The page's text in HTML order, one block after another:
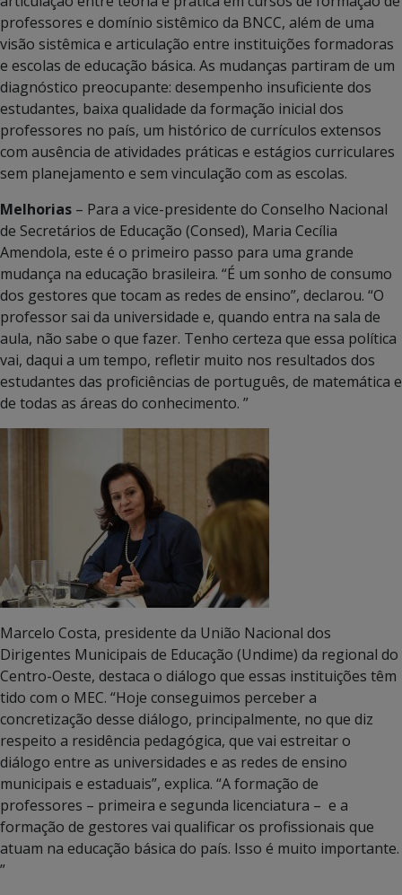
professores e domínio sistêmico da BNCC, além de uma
visão sistêmica e articulação entre instituições formadoras
e escolas de educação básica. As mudanças partiram de um
diagnóstico preocupante: desempenho insuficiente dos
estudantes, baixa qualidade da formação inicial dos
professores no país, um histórico de currículos extensos
com ausência de atividades práticas e estágios curriculares
sem planejamento e sem vinculação com as escolas.
Melhorias – Para a vice-presidente do Conselho Nacional
de Secretários de Educação (Consed), Maria Cecília
Amendola, este é o primeiro passo para uma grande
mudança na educação brasileira. “É um sonho de consumo
dos gestores que tocam as redes de ensino”, declarou. “O
professor sai da universidade e, quando entra na sala de
aula, não sabe o que fazer. Tenho certeza que essa política
vai, daqui a um tempo, refletir muito nos resultados dos
estudantes das proficiências de português, de matemática e
de todas as áreas do conhecimento. ”
Marcelo Costa, presidente da União Nacional dos
Dirigentes Municipais de Educação (Undime) da regional do
Centro-Oeste, destaca o diálogo que essas instituições têm
tido com o MEC. “Hoje conseguimos perceber a
concretização desse diálogo, principalmente, no que diz
respeito a residência pedagógica, que vai estreitar o
diálogo entre as universidades e as redes de ensino
municipais e estaduais”, explica. “A formação de
professores – primeira e segunda licenciatura – e a
formação de gestores vai qualificar os profissionais que
atuam na educação básica do país. Isso é muito importante.
”